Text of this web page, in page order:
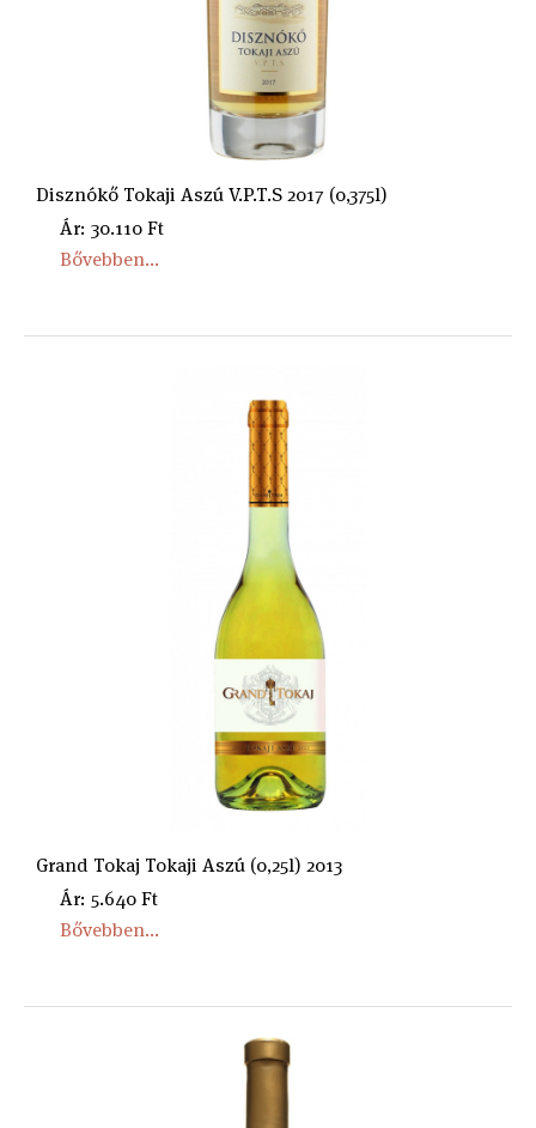
Disznókő Tokaji Aszú V.P.T.S 2017 (0,375l)
Ár: 30.110 Ft
Bővebben...
Grand Tokaj Tokaji Aszú (0,25l) 2013
Ár: 5.640 Ft
Bővebben...